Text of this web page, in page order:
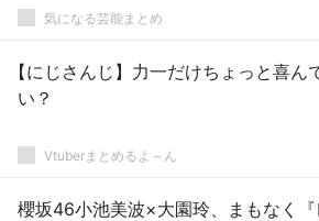
気になる芸能まとめ
【にじさんじ】力一だけちょっと喜ん
い？
Vtuberまとめるよ～ん
櫻坂46小池美波×大園玲、まもなく『